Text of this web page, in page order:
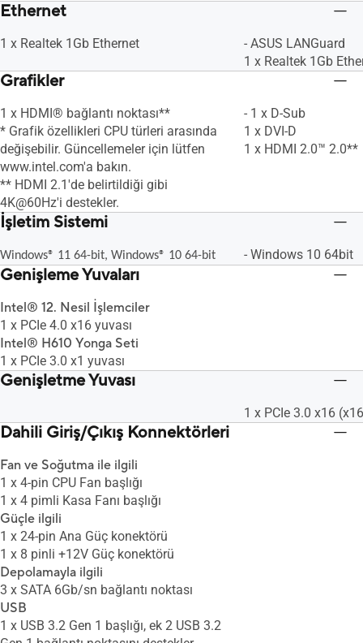
Ethernet
1 x Realtek 1Gb Ethernet
- ASUS LANGuard
1 x Realtek 1Gb
Grafikler
1 x HDMI® bağlantı noktası**
* Grafik özellikleri CPU türleri arasında
değişebilir. Güncellemeler için lütfen
www.intel.com'a bakın.
** HDMI 2.1'de belirtildiği gibi
4K@60Hz'i destekler.
- 1 x D-Sub
1 x DVI-D
1 x HDMI 2.0™ 2.0**
İşletim Sistemi
Windows® 11 64-bit, Windows® 10 64-bit - Windows 10 64bit
Genişleme Yuvaları
Intel® 12. Nesil İşlemciler
1 x PCIe 4.0 x16 yuvası
Intel® H610 Yonga Seti
1 x PCIe 3.0 x1 yuvası
Genişletme Yuvası
1 x PCIe 3.0 x16
Dahili Giriş/Çıkış Konnektörleri
Fan ve Soğutma ile ilgili
1 x 4-pin CPU Fan başlığı
1 x 4 pimli Kasa Fanı başlığı
Güçle ilgili
1 x 24-pin Ana Güç konektörü
1 x 8 pinli +12V Güç konektörü
Depolamayla ilgili
3 x SATA 6Gb/sn bağlantı noktası
USB
1 x USB 3.2 Gen 1 başlığı, ek 2 USB 3.2